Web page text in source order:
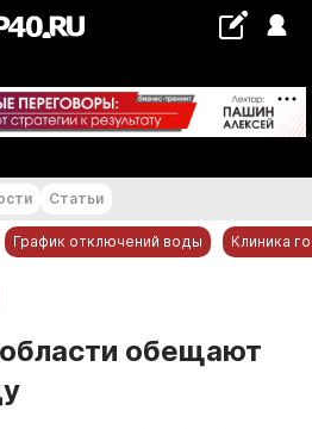
+21...+22 °С
Статьи
График отключений воды Клиника
обещают